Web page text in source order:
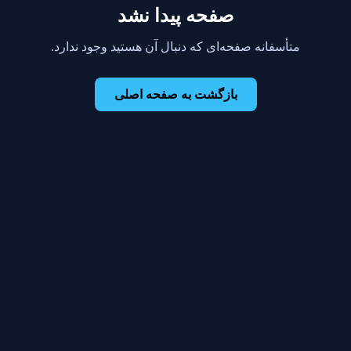
صفحه پیدا نشد
متأسفانه صفحه‌ای که دنبال آن هستید وجود ندارد.
بازگشت به صفحه اصلی